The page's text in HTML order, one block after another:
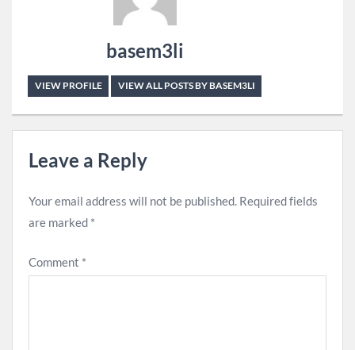
basem3li
VIEW PROFILE VIEW ALL POSTS BY BASEM3LI
Leave a Reply
Your email address will not be published. Required fields
are marked *
Comment *